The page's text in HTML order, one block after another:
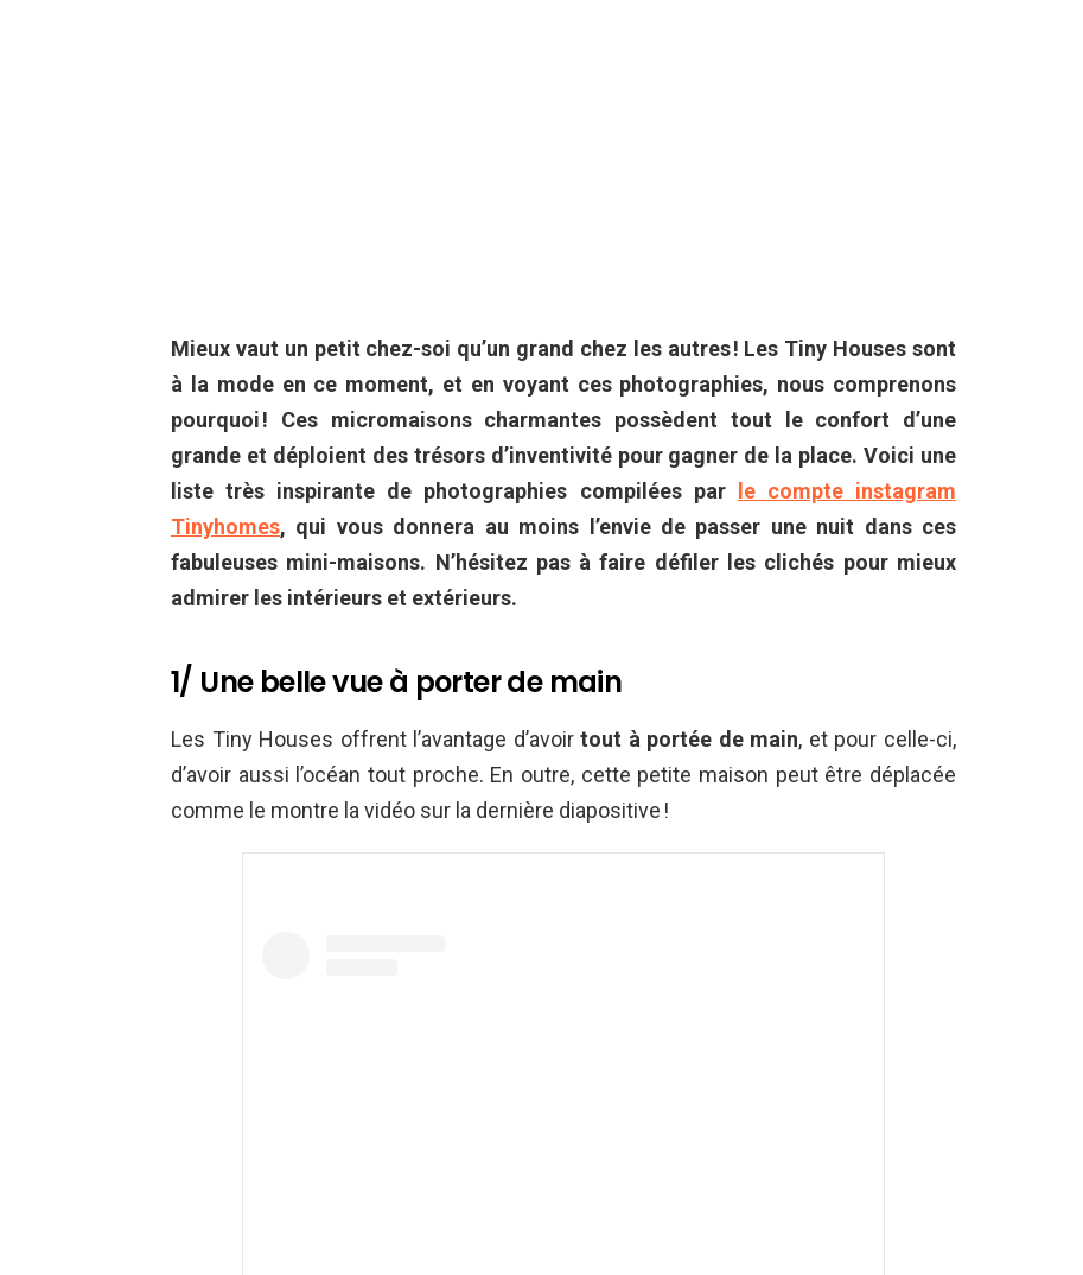
Mieux vaut un petit chez-soi qu’un grand chez les autres ! Les Tiny Houses sont
à la mode en ce moment, et en voyant ces photographies, nous comprenons
pourquoi ! Ces micromaisons charmantes possèdent tout le confort d’une
grande et déploient des trésors d’inventivité pour gagner de la place. Voici une
liste très inspirante de photographies compilées par le compte instagram
Tinyhomes, qui vous donnera au moins l’envie de passer une nuit dans ces
fabuleuses mini-maisons. N’hésitez pas à faire défiler les clichés pour mieux
admirer les intérieurs et extérieurs.
1/ Une belle vue à porter de main
Les Tiny Houses offrent l’avantage d’avoirtout à portée de main, et pour celle-ci,
d’avoir aussi l’océan tout proche. En outre, cette petite maison peut être déplacée
comme le montre la vidéo sur la dernière diapositive !